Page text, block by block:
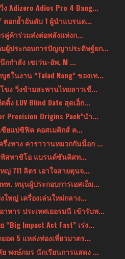
Adizero Adios Pro 4 Bang...
ตอกย้ำอันดับ 1 ผู้นำแบรนด...
ค้าร่วมส่งต่อพลังแห่งก...
ผู้ประกอบการปัญญาประดิษฐ์ยก...
กกำลัง เซเว่น-อัพ, M ...
ธในงาน “Talad Nang” ของเท...
ง วิ่งข้ามสะพานไทยลาวเชื่...
ง LUV Blind Date สุดเอ็ก...
Precision Origins Pack”นำ...
ซียแปซิฟิค คอสเมติกส์ ค...
งทาง คาราวานหมวกกันน็อก ...
สทาชิโอ แบรนด์ซันคิสท...
711 ลิตร เอาใจสายตุนจ...
ท. หนุนผู้ประกอบการเอสเอ็ม...
ใหญ่ เครื่องเล่นใหม่กลาง...
าหาร ประเทศเยอรมนี เข้ารับพ...
Impact Act Fast” เร่ง...
อด 5 แหล่งท่องเที่ยวมาตร...
พงษ์ภมร นักเรียนการแสดง ...